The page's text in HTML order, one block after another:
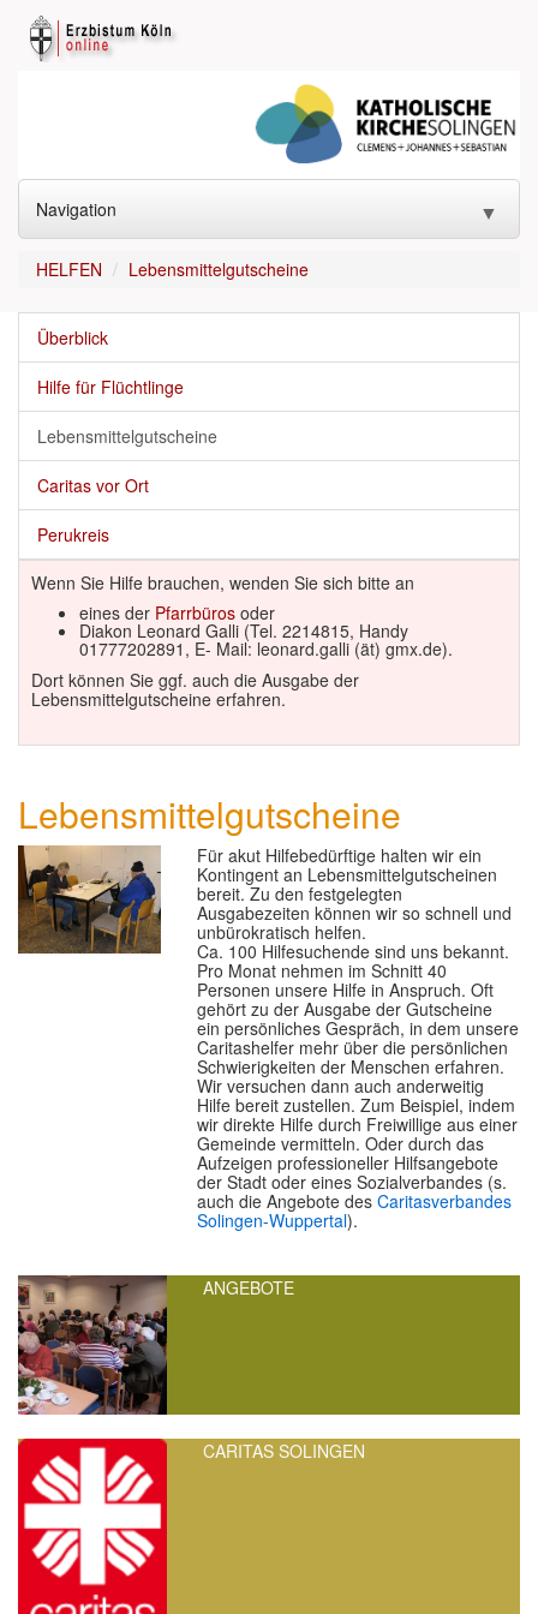
Navigation ▼
START
KONTAKT ▼
GOTTESDIENST ▼
SAKRAMENTE
GLAUBE
SEELSORGE
MUSIK
HELFEN Lebensmittelgutscheine
Überblick
Hilfe für Flüchtlinge
Lebensmittelgutscheine
Caritas vor Ort
Perukreis
Wenn Sie Hilfe brauchen, wenden Sie sich bitte an
eines der Pfarrbüros oder
Diakon Leonard Galli (Tel. 2214815, Handy
01777202891, E- Mail: leonard.galli (ät) gmx.de).
Dort können Sie ggf. auch die Ausgabe der
Lebensmittelgutscheine erfahren.
Lebensmittelgutscheine
Für akut Hilfebedürftige halten wir ein
Kontingent an Lebensmittelgutscheinen
bereit. Zu den festgelegten
Ausgabezeiten können wir so schnell und
unbürokratisch helfen.
Ca. 100 Hilfesuchende sind uns bekannt.
Pro Monat nehmen im Schnitt 40
Personen unsere Hilfe in Anspruch. Oft
gehört zu der Ausgabe der Gutscheine
ein persönliches Gespräch, in dem unsere
Caritashelfer mehr über die persönlichen
Schwierigkeiten der Menschen erfahren.
Wir versuchen dann auch anderweitig
Hilfe bereit zustellen. Zum Beispiel, indem
wir direkte Hilfe durch Freiwillige aus einer
Gemeinde vermitteln. Oder durch das
Aufzeigen professioneller Hilfsangebote
der Stadt oder eines Sozialverbandes (s.
auch die Angebote desCaritasverbandes
Solingen-Wuppertal).
ANGEBOTE
CARITAS SOLINGEN